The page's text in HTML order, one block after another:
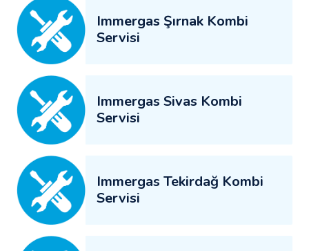
Immergas Şırnak Kombi
Servisi
Immergas Sivas Kombi
Servisi
Immergas Tekirdağ Kombi
Servisi